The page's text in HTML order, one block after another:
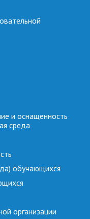
и оснащенность
среда
обучающихся
организации